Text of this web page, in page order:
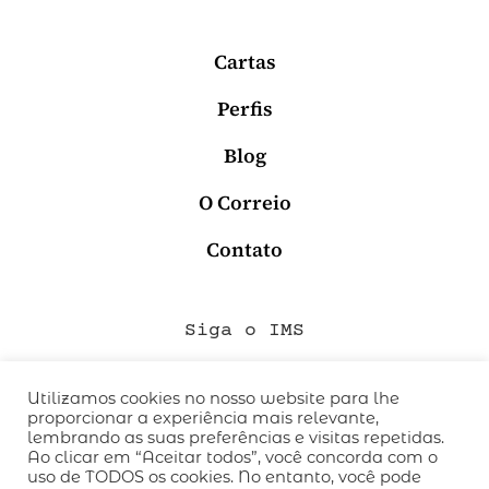
Cartas
Perfis
Blog
O Correio
Contato
Siga o IMS
QUEM SOMOS
CÓDIGO DE CONDUTA
POLÍTICA DE PRIVACIDADE
Utilizamos cookies no nosso website para lhe
proporcionar a experiência mais relevante,
lembrando as suas preferências e visitas repetidas.
Ao clicar em “Aceitar todos”, você concorda com o
uso de TODOS os cookies. No entanto, você pode